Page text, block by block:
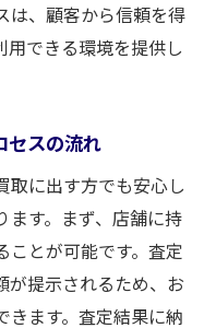
は、顧客から信頼を得
用できる環境を提供し
セスの流れ
取に出す方でも安心し
ます。まず、店舗に持
ことが可能です。査定
が提示されるため、お
きます。査定結果に納